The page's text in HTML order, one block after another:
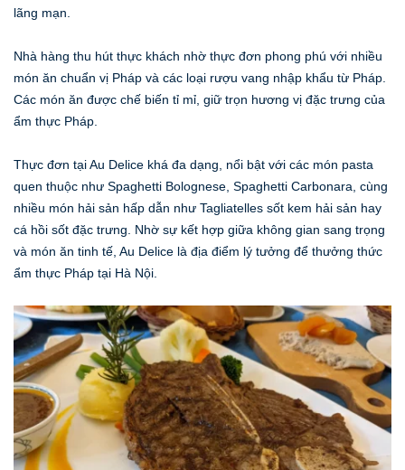
lãng mạn.
Nhà hàng thu hút thực khách nhờ thực đơn phong phú với nhiều
món ăn chuẩn vị Pháp và các loại rượu vang nhập khẩu từ Pháp.
Các món ăn được chế biến tỉ mỉ, giữ trọn hương vị đặc trưng của
ẩm thực Pháp.
Thực đơn tại Au Delice khá đa dạng, nổi bật với các món pasta
quen thuộc như Spaghetti Bolognese, Spaghetti Carbonara, cùng
nhiều món hải sản hấp dẫn như Tagliatelles sốt kem hải sản hay
cá hồi sốt đặc trưng. Nhờ sự kết hợp giữa không gian sang trọng
và món ăn tinh tế, Au Delice là địa điểm lý tưởng để thưởng thức
ẩm thực Pháp tại Hà Nội.